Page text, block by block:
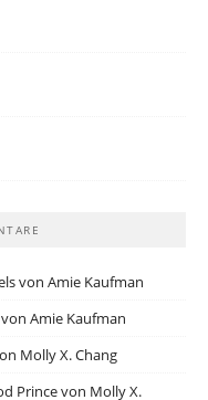
von Amie Kaufman
Amie Kaufman
Molly X. Chang
Prince von Molly X.